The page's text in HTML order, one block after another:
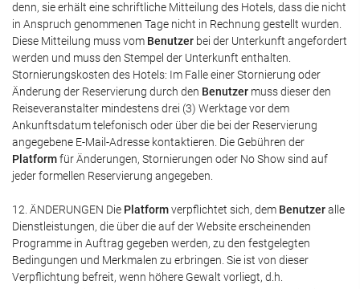
denn, sie erhält eine schriftliche Mitteilung des Hotels, dass die nicht
in Anspruch genommenen Tage nicht in Rechnung gestellt wurden.
Diese Mitteilung muss vom Benutzer bei der Unterkunft angefordert
werden und muss den Stempel der Unterkunft enthalten.
Stornierungskosten des Hotels: Im Falle einer Stornierung oder
Änderung der Reservierung durch den Benutzer muss dieser den
Reiseveranstalter mindestens drei (3) Werktage vor dem
Ankunftsdatum telefonisch oder über die bei der Reservierung
angegebene E-Mail-Adresse kontaktieren. Die Gebühren der
Platformfür Änderungen, Stornierungen oder No Show sind auf
jeder formellen Reservierung angegeben.
12. ÄNDERUNGEN Die Platformverpflichtet sich, dem Benutzeralle
Dienstleistungen, die über die auf der Website erscheinenden
Programme in Auftrag gegeben werden, zu den festgelegten
Bedingungen und Merkmalen zu erbringen. Sie ist von dieser
Verpflichtung befreit, wenn höhere Gewalt vorliegt, d.h.